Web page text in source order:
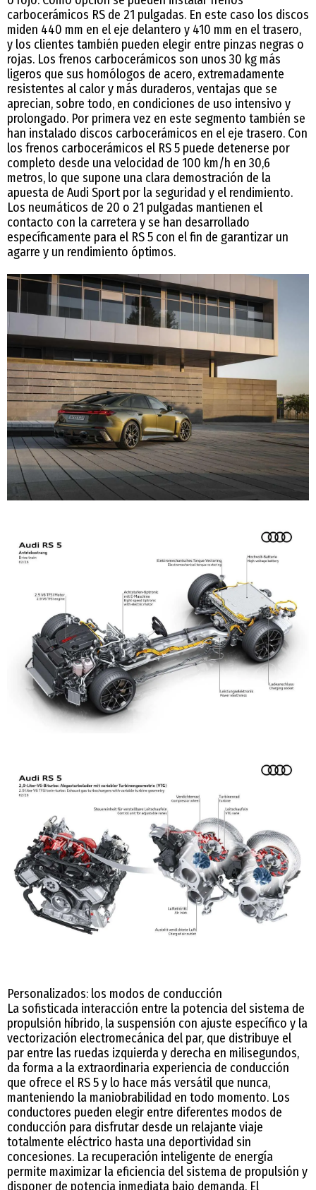
carbocerámicos RS de 21 pulgadas. En este caso los discos
miden 440 mm en el eje delantero y 410 mm en el trasero,
y los clientes también pueden elegir entre pinzas negras o
rojas. Los frenos carbocerámicos son unos 30 kg más
ligeros que sus homólogos de acero, extremadamente
resistentes al calor y más duraderos, ventajas que se
aprecian, sobre todo, en condiciones de uso intensivo y
prolongado. Por primera vez en este segmento también se
han instalado discos carbocerámicos en el eje trasero. Con
los frenos carbocerámicos el RS 5 puede detenerse por
completo desde una velocidad de 100 km/h en 30,6
metros, lo que supone una clara demostración de la
apuesta de Audi Sport por la seguridad y el rendimiento.
Los neumáticos de 20 o 21 pulgadas mantienen el
contacto con la carretera y se han desarrollado
específicamente para el RS 5 con el fin de garantizar un
agarre y un rendimiento óptimos.
Personalizados: los modos de conducción
La sofisticada interacción entre la potencia del sistema de
propulsión híbrido, la suspensión con ajuste específico y la
vectorización electromecánica del par, que distribuye el
par entre las ruedas izquierda y derecha en milisegundos,
da forma a la extraordinaria experiencia de conducción
que ofrece el RS 5 y lo hace más versátil que nunca,
manteniendo la maniobrabilidad en todo momento. Los
conductores pueden elegir entre diferentes modos de
conducción para disfrutar desde un relajante viaje
totalmente eléctrico hasta una deportividad sin
concesiones. La recuperación inteligente de energía
permite maximizar la eficiencia del sistema de propulsión y
disponer de potencia inmediata bajo demanda. El